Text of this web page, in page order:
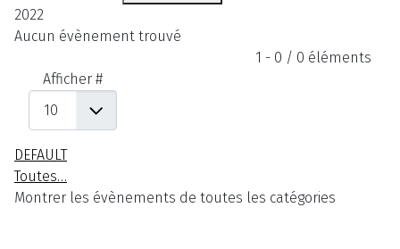
2022
Aucun évènement trouvé
1 - 0 / 0 éléments
Afficher #
DEFAULT
Toutes…
Montrer les évènements de toutes les catégories